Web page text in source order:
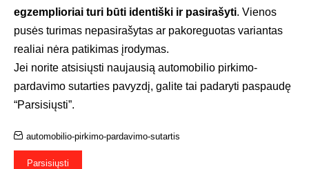
egzemplioriai turi būti identiški ir pasirašyti. Vienos
pusės turimas nepasirašytas ar pakoreguotas variantas
realiai nėra patikimas įrodymas.
Jei norite atsisiųsti naujausią automobilio pirkimo-
pardavimo sutarties pavyzdį, galite tai padaryti paspaudę
“Parsisiųsti”.
automobilio-pirkimo-pardavimo-sutartis
Parsisiųsti